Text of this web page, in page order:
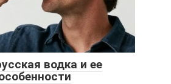
водка и ее